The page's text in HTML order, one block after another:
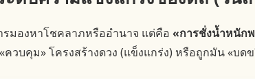
รมองหาโชคลาภหรืออำนาจ แต่คือ «การชั่งน้ำหนัก
วบคุม» โครงสร้างดวง (แข็งแกร่ง) หรือถูกมัน «บด